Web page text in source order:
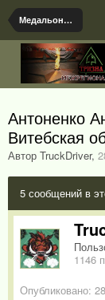
Медальоны, документы и именные предметы найденые поисковыми отрядами
Антоненко
Витебская
Автор TruckDriver,
5 сообщений в
1146
Опубликовано: